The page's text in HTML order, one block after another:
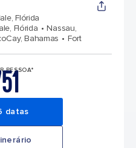
Flórida
Flórida
Nassau,
Bahamas
Fort
PESSOA*
datas